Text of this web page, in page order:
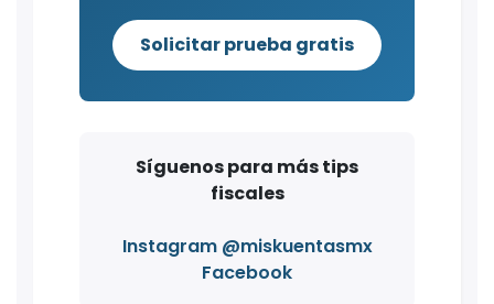
Solicitar prueba gratis
Síguenos para más tips
fiscales
Instagram @miskuentasmx
Facebook